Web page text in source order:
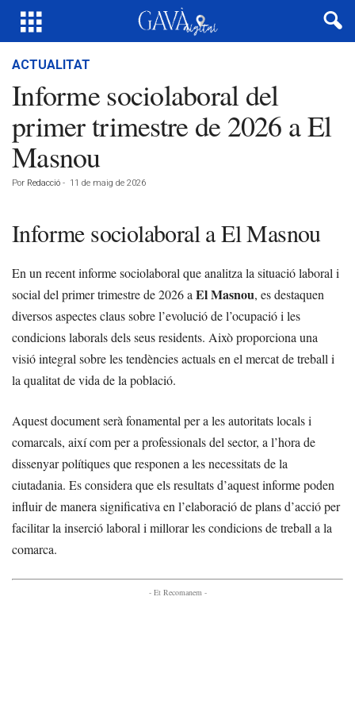
ACTUALITAT
Informe sociolaboral del
primer trimestre de 2026 a El
Masnou
Por Redacció - 11 de maig de 2026
Informe sociolaboral a El Masnou
En un recent informe sociolaboral que analitza la situació laboral i
social del primer trimestre de 2026 a El Masnou, es destaquen
diversos aspectes claus sobre l’evolució de l’ocupació i les
condicions laborals dels seus residents. Això proporciona una
visió integral sobre les tendències actuals en el mercat de treball i
la qualitat de vida de la població.
Aquest document serà fonamental per a les autoritats locals i
comarcals, així com per a professionals del sector, a l’hora de
dissenyar polítiques que responen a les necessitats de la
ciutadania. Es considera que els resultats d’aquest informe poden
influir de manera significativa en l’elaboració de plans d’acció per
facilitar la inserció laboral i millorar les condicions de treball a la
comarca.
- Et Recomanem -